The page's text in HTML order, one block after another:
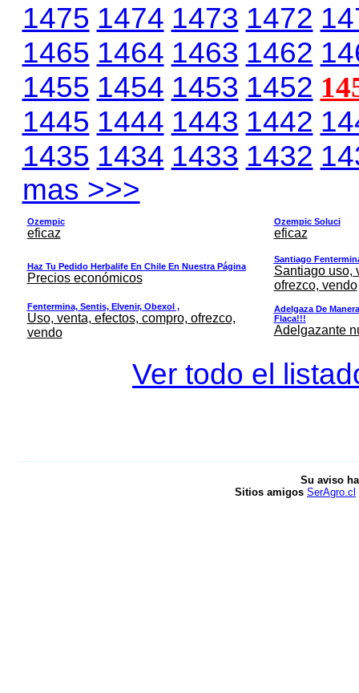
1475 1474 1473 1472
1465 1464 1463 1462
1455 1454 1453 1452
1445 1444 1443 1442
1435 1434 1433 1432
mas >>>
Ozempic
eficaz
Ozempic Soluci
eficaz
Haz Tu Pedido Herbalife En Chile En Nuestra Página
Precios económicos
Santiago
Santiago uso,
ofrezco, vendo
Fentermina, Sentis, Elvenir, Obexol ,
Uso, venta, efectos, compro, ofrezco,
vendo
Adelgaza De
Flaca!!!
Adelgazante
Ver todo el
Su aviso
Sitios amigos SerAgro.cl